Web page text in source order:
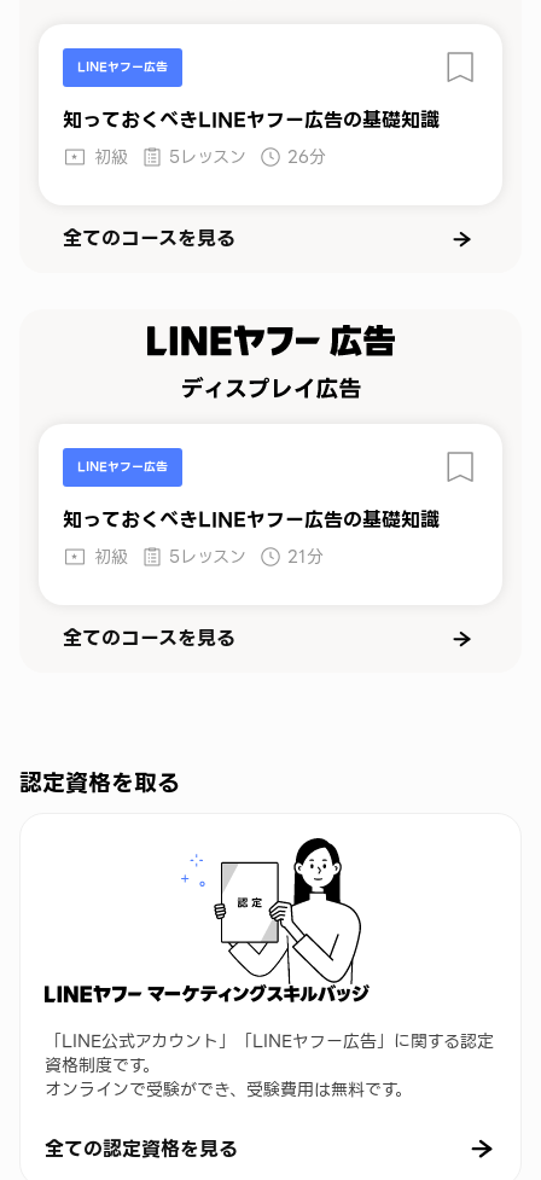
LINEヤフー広告
知っておくべきLINEヤフー広告の基礎知識
初級 5レッスン 26分
全てのコースを見る
LINEヤフー広告
知っておくべきLINEヤフー広告の基礎知識
初級 5レッスン 21分
全てのコースを見る
認定資格を取る
「LINE公式アカウント」「LINEヤフー広告」に関する認定
資格制度です。
オンラインで受験ができ、受験費用は無料です。
全ての認定資格を見る